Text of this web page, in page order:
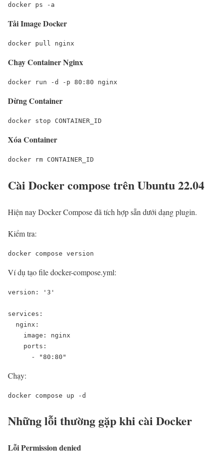
docker ps -a
Tải Image Docker
docker pull nginx
Chạy Container Nginx
docker run -d -p 80:80 nginx
Dừng Container
docker stop CONTAINER_ID
Xóa Container
docker rm CONTAINER_ID
Cài Docker compose trên Ubuntu 22.04
Hiện nay Docker Compose đã tích hợp sẵn dưới dạng plugin.
Kiểm tra:
docker compose version
Ví dụ tạo file docker-compose.yml:
version: '3'
services:
nginx:
image: nginx
ports:
- "80:80"
Chạy:
docker compose up -d
Những lỗi thường gặp khi cài Docker
Lỗi Permission denied